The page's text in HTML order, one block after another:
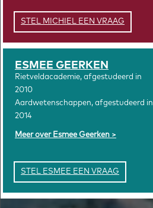
STEL MICHIEL EEN VRAAG
ESMEE GEERKEN
Rietveldacademie, afgestudeerd in
2010
Aardwetenschappen, afgestudeerd in
2014
Meer over Esmee Geerken
STEL ESMEE EEN VRAAG